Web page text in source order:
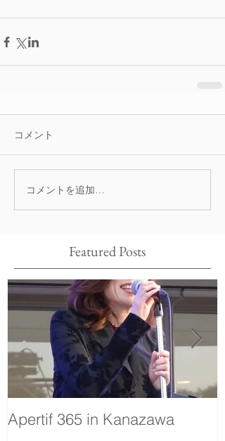
コメント
コメントを追加…
Featured Posts
Apertif 365 in Kanazawa